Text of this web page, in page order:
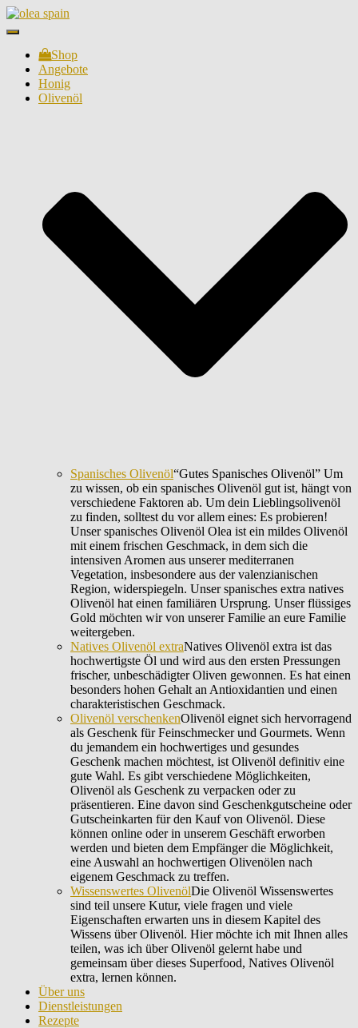
Navigation
umschaltenShop
Angebote
Honig
Olivenöl
Spanisches Olivenöl“Gutes Spanisches Olivenöl” Um
zu wissen, ob ein spanisches Olivenöl gut ist, hängt von
verschiedene Faktoren ab. Um dein Lieblingsolivenöl
zu finden, solltest du vor allem eines: Es probieren!
Unser spanisches Olivenöl Olea ist ein mildes Olivenöl
mit einem frischen Geschmack, in dem sich die
intensiven Aromen aus unserer mediterranen
Vegetation, insbesondere aus der valenzianischen
Region, widerspiegeln. Unser spanisches extra natives
Olivenöl hat einen familiären Ursprung. Unser flüssiges
Gold möchten wir von unserer Familie an eure Familie
weitergeben.
Natives Olivenöl extraNatives Olivenöl extra ist das
hochwertigste Öl und wird aus den ersten Pressungen
frischer, unbeschädigter Oliven gewonnen. Es hat einen
besonders hohen Gehalt an Antioxidantien und einen
charakteristischen Geschmack.
Olivenöl verschenkenOlivenöl eignet sich hervorragend
als Geschenk für Feinschmecker und Gourmets. Wenn
du jemandem ein hochwertiges und gesundes
Geschenk machen möchtest, ist Olivenöl definitiv eine
gute Wahl. Es gibt verschiedene Möglichkeiten,
Olivenöl als Geschenk zu verpacken oder zu
präsentieren. Eine davon sind Geschenkgutscheine oder
Gutscheinkarten für den Kauf von Olivenöl. Diese
können online oder in unserem Geschäft erworben
werden und bieten dem Empfänger die Möglichkeit,
eine Auswahl an hochwertigen Olivenölen nach
eigenem Geschmack zu treffen.
Wissenswertes OlivenölDie Olivenöl Wissenswertes
sind teil unsere Kutur, viele fragen und viele
Eigenschaften erwarten uns in diesem Kapitel des
Wissens über Olivenöl. Hier möchte ich mit Ihnen alles
teilen, was ich über Olivenöl gelernt habe und
gemeinsam über dieses Superfood, Natives Olivenöl
extra, lernen können.
Über uns
Dienstleistungen
Rezepte